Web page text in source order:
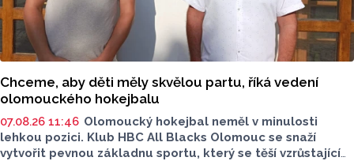
Chceme, aby děti měly skvělou partu, říká vedení
olomouckého hokejbalu
07.08.26 11:46 Olomoucký hokejbal neměl v minulosti
lehkou pozici. Klub HBC All Blacks Olomouc se snaží
vytvořit pevnou základnu sportu, který se těší vzrůstající